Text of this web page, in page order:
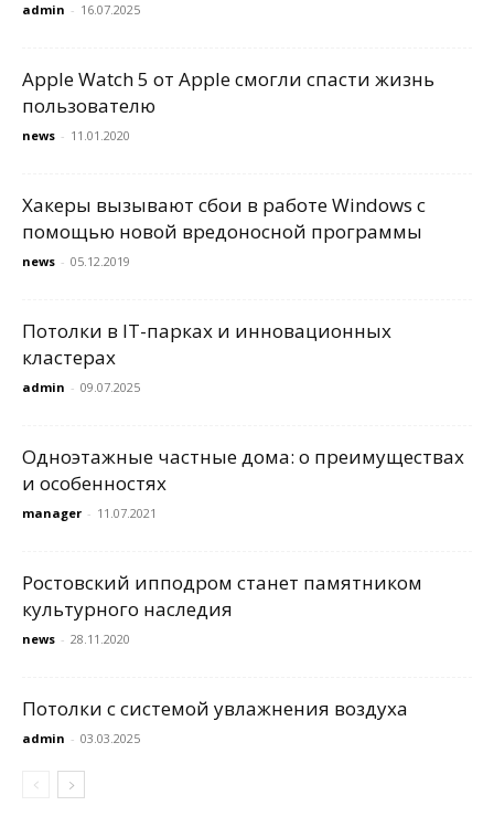
admin - 16.07.2025
Apple Watch 5 от Apple смогли спасти жизнь
пользователю
news - 11.01.2020
Хакеры вызывают сбои в работе Windows с
помощью новой вредоносной программы
news - 05.12.2019
Потолки в IT-паркaх и инновационных
кластерах
admin - 09.07.2025
Одноэтажные частные дома: о преимуществах
и особенностях
manager - 11.07.2021
Ростовский ипподром станет памятником
культурного наследия
news - 28.11.2020
Потолки с системой увлажнения воздуха
admin - 03.03.2025